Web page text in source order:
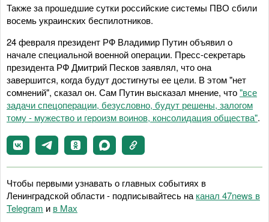
Также за прошедшие сутки российские системы ПВО сбили
восемь украинских беспилотников.
24 февраля президент РФ Владимир Путин объявил о
начале специальной военной операции. Пресс-секретарь
президента РФ Дмитрий Песков заявлял, что она
завершится, когда будут достигнуты ее цели. В этом "нет
сомнений", сказал он. Сам Путин высказал мнение, что"все
задачи спецоперации, безусловно, будут решены, залогом
тому - мужество и героизм воинов, консолидация общества".
Чтобы первыми узнавать о главных событиях в
Ленинградской области - подписывайтесь на канал 47news в
Telegram и в Maх